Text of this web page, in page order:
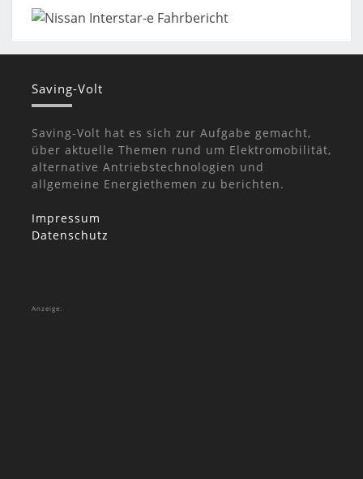
Saving-Volt
Saving-Volt hat es sich zur Aufgabe gemacht,
über aktuelle Themen rund um Elektromobilität,
alternative Antriebstechnologien und
allgemeine Energiethemen zu berichten.
Impressum
Datenschutz
Anzeige: